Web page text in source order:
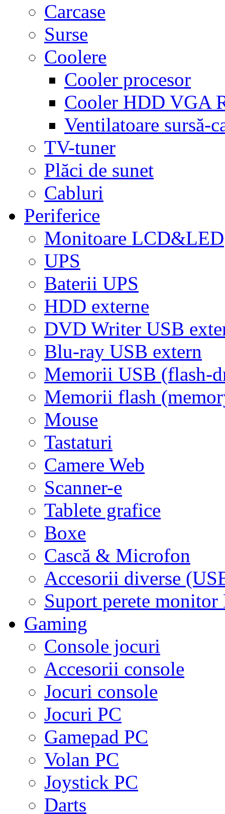
Carcase
Surse
Coolere
Cooler procesor
Cooler HDD VGA
Ventilatoare sursă-
TV-tuner
Plăci de sunet
Cabluri
Periferice
Monitoare LCD&LED
UPS
Baterii UPS
HDD externe
DVD Writer USB
Blu-ray USB extern
Memorii USB (flash-
Memorii flash
Mouse
Tastaturi
Camere Web
Scanner-e
Tablete grafice
Boxe
Cască & Microfon
Accesorii diverse
Suport perete
Gaming
Console jocuri
Accesorii console
Jocuri console
Jocuri PC
Gamepad PC
Volan PC
Joystick PC
Darts